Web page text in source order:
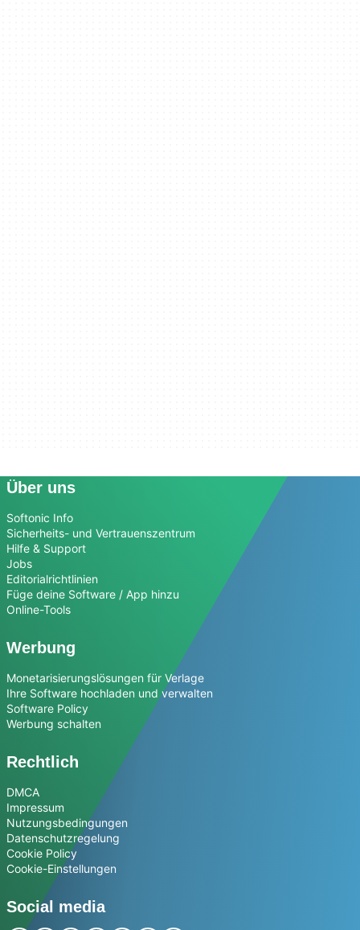
Über uns
Softonic Info
Sicherheits- und Vertrauenszentrum
Hilfe & Support
Jobs
Editorialrichtlinien
Füge deine Software / App hinzu
Online-Tools
Werbung
Monetarisierungslösungen für Verlage
Ihre Software hochladen und verwalten
Software Policy
Werbung schalten
Rechtlich
DMCA
Impressum
Nutzungsbedingungen
Datenschutzregelung
Cookie Policy
Cookie-Einstellungen
Social media